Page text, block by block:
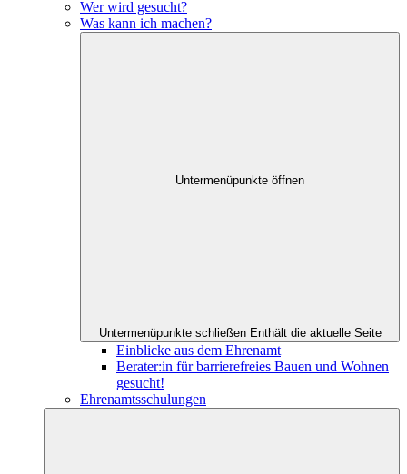
Wer wird gesucht?
Was kann ich machen?
Untermenüpunkte öffnen
Untermenüpunkte schließen Enthält die aktuelle Seite
Einblicke aus dem Ehrenamt
Berater:in für barrierefreies Bauen und Wohnen
gesucht!
Ehrenamtsschulungen